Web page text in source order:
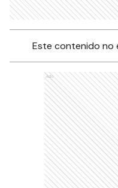
Este contenido no
Ads